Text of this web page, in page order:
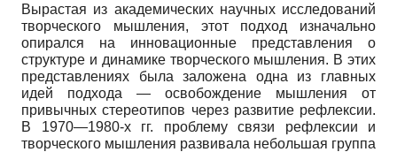
Вырастая из академических научных исследований
творческого мышления, этот подход изначально
опирался на инновационные представления о
структуре и динамике творческого мышления. В этих
представлениях была заложена одна из главных
идей подхода — освобождение мышления от
привычных стереотипов через развитие рефлексии.
В 1970—1980-х гг. проблему связи рефлексии и
творческого мышления развивала небольшая группа